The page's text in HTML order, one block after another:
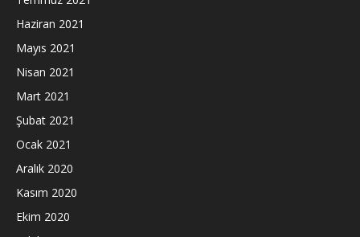
Haziran 2021
Mayıs 2021
Nisan 2021
Mart 2021
Şubat 2021
Ocak 2021
Aralık 2020
Kasım 2020
Ekim 2020